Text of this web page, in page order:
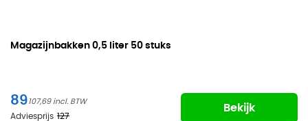
Magazijnbakken 0,5 liter 50 stuks
89107,69
Adviesprijs 127
Bekijk